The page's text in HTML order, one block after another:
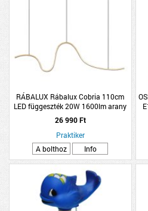
RÁBALUX Rábalux Cobria 110cm
LED függeszték 20W 1600lm arany
26 990 Ft
Praktiker
A bolthoz
Info